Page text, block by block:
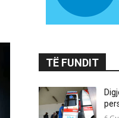
TË FUNDIT